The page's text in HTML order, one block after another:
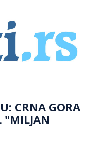
CRNA GORA
"MILJAN